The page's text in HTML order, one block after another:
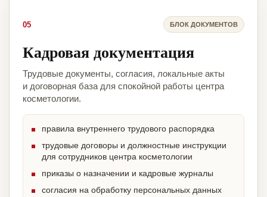
05 БЛОК ДОКУМЕНТОВ
Кадровая документация
Трудовые документы, согласия, локальные акты
и договорная база для спокойной работы центра
косметологии.
правила внутреннего трудового распорядка
трудовые договоры и должностные инструкции
для сотрудников центра косметологии
приказы о назначении и кадровые журналы
согласия на обработку персональных данных